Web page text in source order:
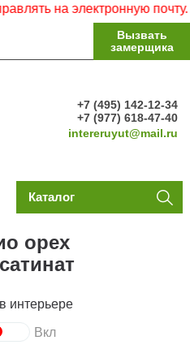
на электронную почту.
Вызвать
замерщика
+7 (495) 142-12-34
+7 (977) 618-47-40
intereruyut@mail.ru
Каталог
орех
интерьере
Вкл